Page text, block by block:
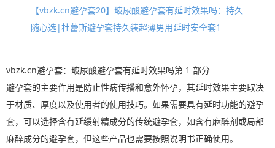
【vbzk.cn避孕套20】玻尿酸避孕套有延时效果吗：持久
随心选|杜蕾斯避孕套持久装超薄男用延时安全套1
vbzk.cn避孕套：玻尿酸避孕套有延时效果吗第 1 部分
避孕套的主要作用是防止性病传播和意外怀孕，其延时效果主要取决
于材质、厚度以及使用者的使用技巧。如果需要具有延时功能的避孕
套，可以选择含有延缓射精成分的传统避孕套，如含有麻醉剂或局部
麻醉成分的避孕套，但这些产品也需要按照说明书正确使用。